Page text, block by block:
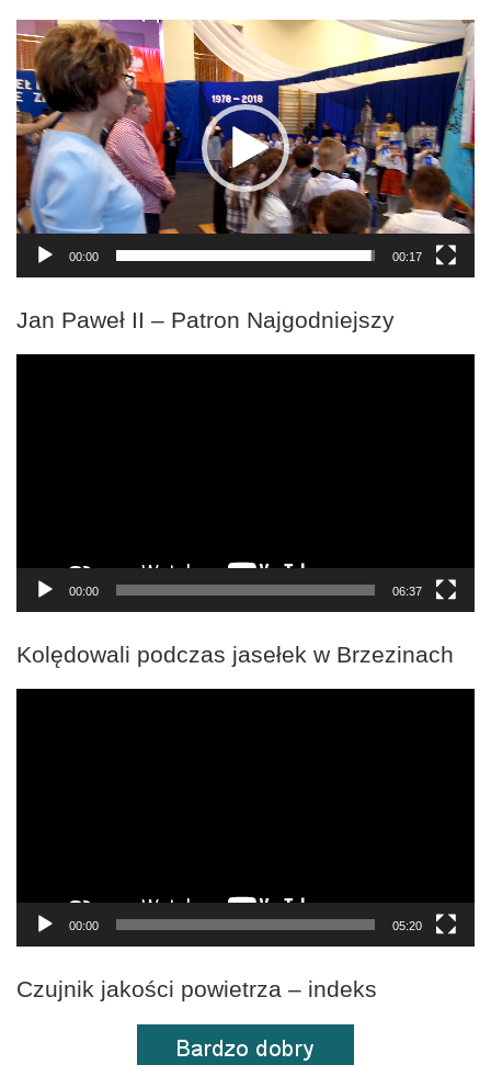
Odtwarzacz
video
00:00 00:17
Jan Paweł II – Patron Najgodniejszy
00:00 06:37
Kolędowali podczas jasełek w Brzezinach
00:00 05:20
Czujnik jakości powietrza – indeks